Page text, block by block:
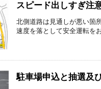
スピード出しすぎ注
北側道路は見通しが悪い箇
速度を落として安全運転を
駐車場申込と抽選及